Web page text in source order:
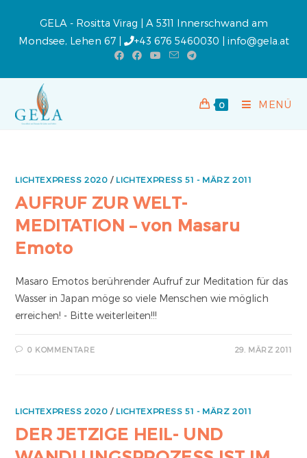
GELA - Rositta Virag | A 5311 Innerschwand am
Mondsee, Lehen 67 |
+43 676 5460030 | info@gela.at
0 MENÜ
LICHTEXPRESS 2020 / LICHTEXPRESS 51 - MÄRZ 2011
AUFRUF ZUR WELT-
MEDITATION – von Masaru
Emoto
Masaro Emotos berührender Aufruf zur Meditation für das
Wasser in Japan möge so viele Menschen wie möglich
erreichen! - Bitte weiterleiten!!!
0 KOMMENTARE 29. MÄRZ 2011
LICHTEXPRESS 2020 / LICHTEXPRESS 51 - MÄRZ 2011
DER JETZIGE HEIL- UND